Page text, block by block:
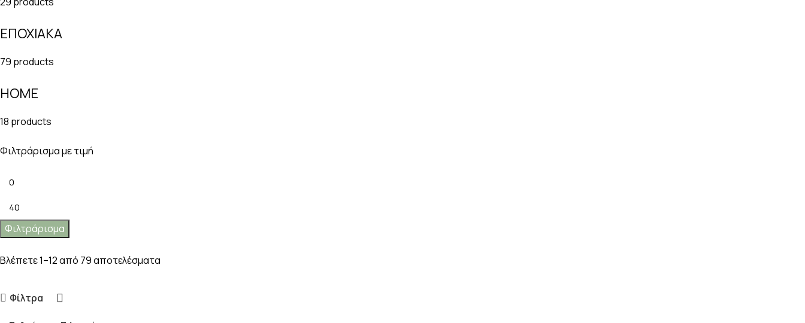
ΕΠΟΧΙΑΚΑ
79 products
HOME
18 products
Φιλτράρισμα με τιμή
Φιλτράρισμα
Βλέπετε 1–12 από 79 αποτελέσματα
Φίλτρα